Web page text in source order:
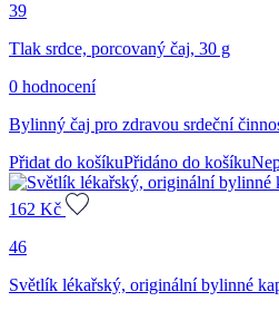
39
Tlak srdce, porcovaný čaj, 30 g
0 hodnocení
Bylinný čaj pro zdravou srdeční
Přidat do košíkuPřidáno do košíku
162 Kč
46
Světlík lékařský, originální bylinné